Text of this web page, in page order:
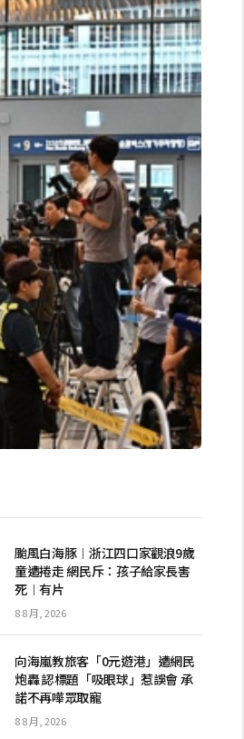
颱風白海豚︱浙江四口家觀浪9歲
童遭捲走 網民斥：孩子給家長害
死︱有片
8 8 月, 2026
向海嵐教旅客「0元遊港」遭網民
炮轟 認標題「吸眼球」惹誤會 承
諾不再嘩眾取寵
8 8 月, 2026